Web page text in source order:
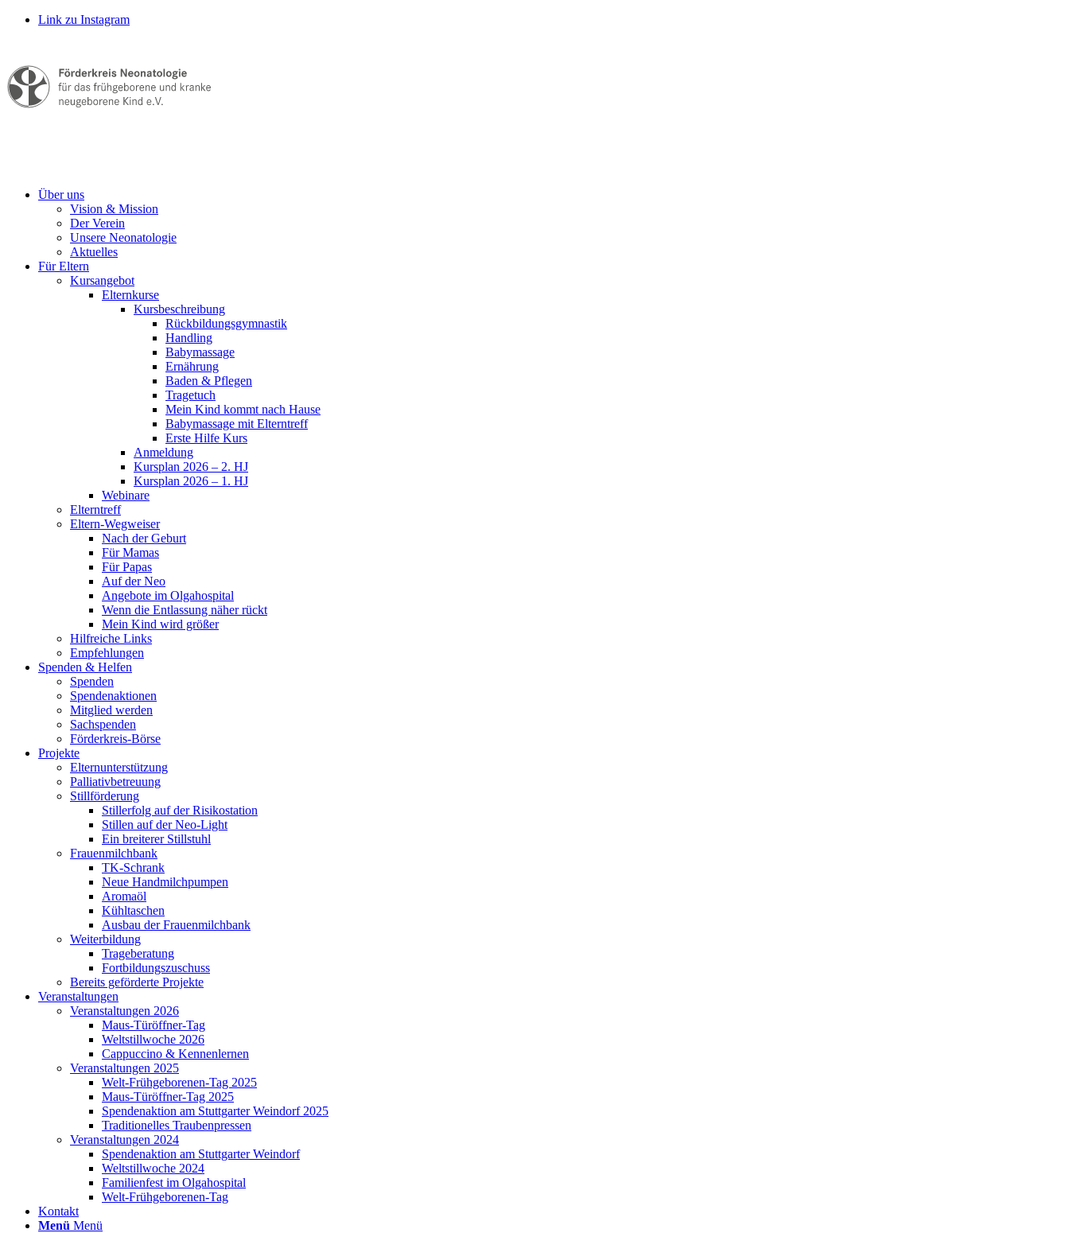
Link zu Instagram
Über uns
Vision & Mission
Der Verein
Unsere Neonatologie
Aktuelles
Für Eltern
Kursangebot
Elternkurse
Kursbeschreibung
Rückbildungsgymnastik
Handling
Babymassage
Ernährung
Baden & Pflegen
Tragetuch
Mein Kind kommt nach Hause
Babymassage mit Elterntreff
Erste Hilfe Kurs
Anmeldung
Kursplan 2026 – 2. HJ
Kursplan 2026 – 1. HJ
Webinare
Elterntreff
Eltern-Wegweiser
Nach der Geburt
Für Mamas
Für Papas
Auf der Neo
Angebote im Olgahospital
Wenn die Entlassung näher rückt
Mein Kind wird größer
Hilfreiche Links
Empfehlungen
Spenden & Helfen
Spenden
Spendenaktionen
Mitglied werden
Sachspenden
Förderkreis-Börse
Projekte
Elternunterstützung
Palliativbetreuung
Stillförderung
Stillerfolg auf der Risikostation
Stillen auf der Neo-Light
Ein breiterer Stillstuhl
Frauenmilchbank
TK-Schrank
Neue Handmilchpumpen
Aromaöl
Kühltaschen
Ausbau der Frauenmilchbank
Weiterbildung
Trageberatung
Fortbildungszuschuss
Bereits geförderte Projekte
Veranstaltungen
Veranstaltungen 2026
Maus-Türöffner-Tag
Weltstillwoche 2026
Cappuccino & Kennenlernen
Veranstaltungen 2025
Welt-Frühgeborenen-Tag 2025
Maus-Türöffner-Tag 2025
Spendenaktion am Stuttgarter Weindorf 2025
Traditionelles Traubenpressen
Veranstaltungen 2024
Spendenaktion am Stuttgarter Weindorf
Weltstillwoche 2024
Familienfest im Olgahospital
Welt-Frühgeborenen-Tag
Kontakt
Menü Menü